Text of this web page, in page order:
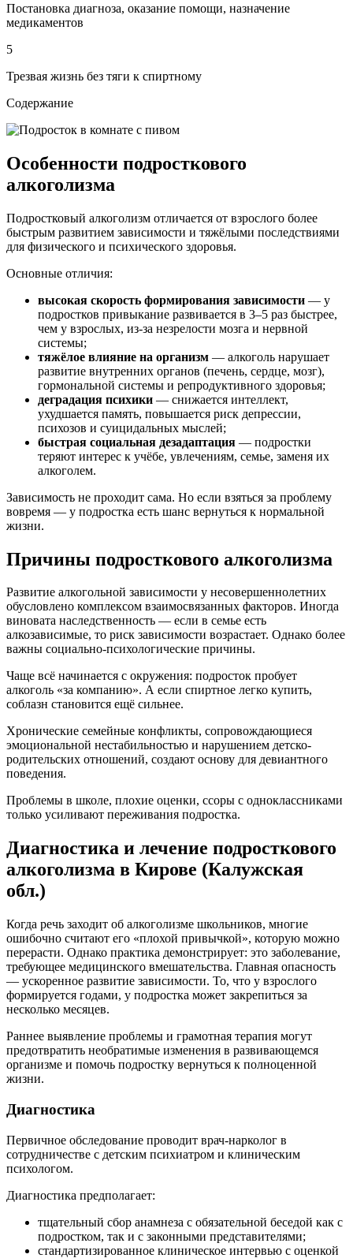
Постановка диагноза, оказание помощи, назначение
медикаментов
5
Трезвая жизнь без тяги к спиртному
Содержание
Особенности подросткового
алкоголизма
Подростковый алкоголизм отличается от взрослого более
быстрым развитием зависимости и тяжёлыми последствиями
для физического и психического здоровья.
Основные отличия:
высокая скорость формирования зависимости — у
подростков привыкание развивается в 3–5 раз быстрее,
чем у взрослых, из-за незрелости мозга и нервной
системы;
тяжёлое влияние на организм — алкоголь нарушает
развитие внутренних органов (печень, сердце, мозг),
гормональной системы и репродуктивного здоровья;
деградация психики — снижается интеллект,
ухудшается память, повышается риск депрессии,
психозов и суицидальных мыслей;
быстрая социальная дезадаптация — подростки
теряют интерес к учёбе, увлечениям, семье, заменя их
алкоголем.
Зависимость не проходит сама. Но если взяться за проблему
вовремя — у подростка есть шанс вернуться к нормальной
жизни.
Причины подросткового алкоголизма
Развитие алкогольной зависимости у несовершеннолетних
обусловлено комплексом взаимосвязанных факторов. Иногда
виновата наследственность — если в семье есть
алкозависимые, то риск зависимости возрастает. Однако более
важны социально-психологические причины.
Чаще всё начинается с окружения: подросток пробует
алкоголь «за компанию». А если спиртное легко купить,
соблазн становится ещё сильнее.
Хронические семейные конфликты, сопровождающиеся
эмоциональной нестабильностью и нарушением детско-
родительских отношений, создают основу для девиантного
поведения.
Проблемы в школе, плохие оценки, ссоры с одноклассниками
только усиливают переживания подростка.
Диагностика и лечение подросткового
алкоголизма в Кирове (Калужская
обл.)
Когда речь заходит об алкоголизме школьников, многие
ошибочно считают его «плохой привычкой», которую можно
перерасти. Однако практика демонстрирует: это заболевание,
требующее медицинского вмешательства. Главная опасность
— ускоренное развитие зависимости. То, что у взрослого
формируется годами, у подростка может закрепиться за
несколько месяцев.
Раннее выявление проблемы и грамотная терапия могут
предотвратить необратимые изменения в развивающемся
организме и помочь подростку вернуться к полноценной
жизни.
Диагностика
Первичное обследование проводит врач-нарколог в
сотрудничестве с детским психиатром и клиническим
психологом.
Диагностика предполагает:
тщательный сбор анамнеза с обязательной беседой как с
подростком, так и с законными представителями;
стандартизированное клиническое интервью с оценкой